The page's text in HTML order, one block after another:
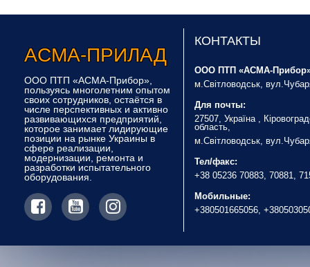
Асма-Прилад
ООО ПТП «АСМА-Прибор»,
пользуясь многолетним опытом
своих сотрудников, остаётся в
числе перспективных и активно
развивающихся предприятий,
которое занимает лидирующие
позиции на рынке Украины в
сфере реализации,
модернизации, ремонта и
разработки испытательного
оборудования.
КОНТАКТЫ
ООО ПТП «АСМА-
м.Світловодськ,
Для почты:
27507, Україна ,
область,
м.Світловодськ,
Тел/факс:
+38 05236 70883, 70881,
Мобильные:
+380501665056,